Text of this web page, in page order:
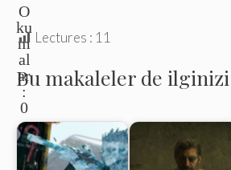
O
ku
m
al
ar
:
0
Lectures : 11
Bu makaleler de